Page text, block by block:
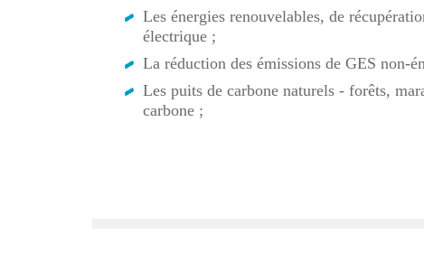
Les énergies renouvelables, de
électrique ;
La réduction des émissions de GES non-
Les puits de carbone naturels - forêts,
carbone ;